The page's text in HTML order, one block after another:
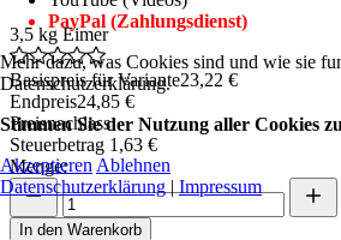
3,5 kg Eimer
Basispreis für Variante23,22 €
Endpreis24,85 €
Preisnachlass
Steuerbetrag 1,63 €
Menge:
In den Warenkorb
PayPal (Zahlungsdienst)
Mehr dazu, was Cookies sind und wie sie
Datenschutzerklärung.
Stimmen Sie der Nutzung aller Cookies
Akzeptieren Ablehnen
Datenschutzerklärung | Impressum